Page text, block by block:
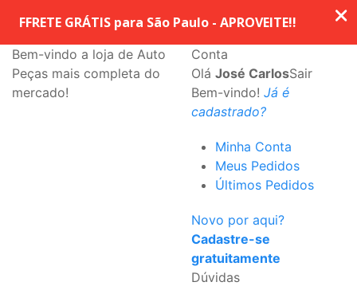
Bem-vindo a loja de Auto
Peças mais completa do
mercado!
Conta
OláJosé CarlosSair
Bem-vindo!Já é
cadastrado?
Minha Conta
Meus Pedidos
Últimos Pedidos
Novo por aqui?
Cadastre-se
gratuitamente
Dúvidas